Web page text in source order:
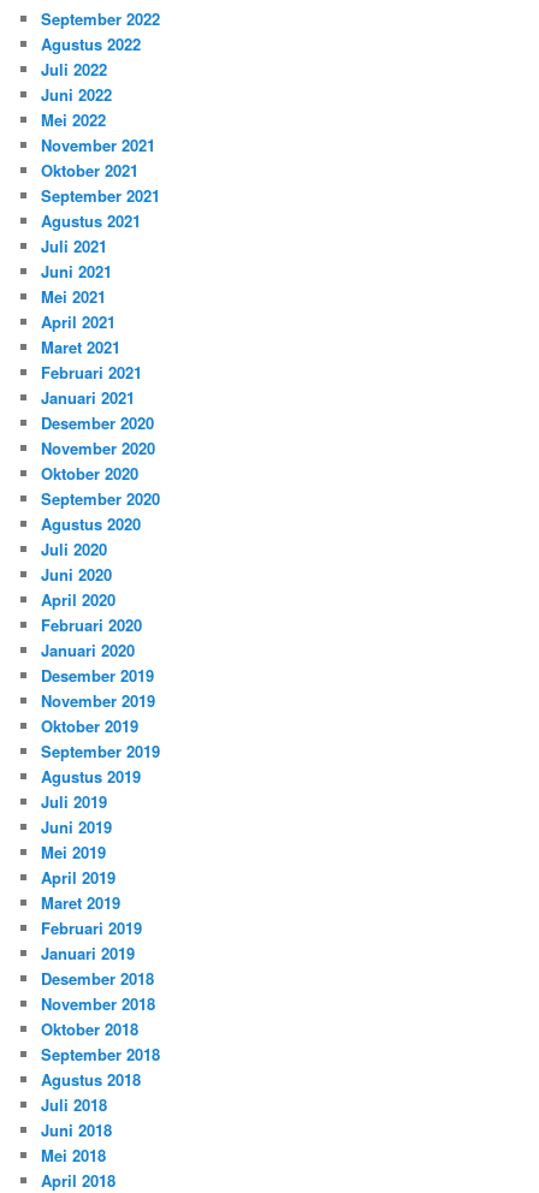
September 2022
Agustus 2022
Juli 2022
Juni 2022
Mei 2022
November 2021
Oktober 2021
September 2021
Agustus 2021
Juli 2021
Juni 2021
Mei 2021
April 2021
Maret 2021
Februari 2021
Januari 2021
Desember 2020
November 2020
Oktober 2020
September 2020
Agustus 2020
Juli 2020
Juni 2020
April 2020
Februari 2020
Januari 2020
Desember 2019
November 2019
Oktober 2019
September 2019
Agustus 2019
Juli 2019
Juni 2019
Mei 2019
April 2019
Maret 2019
Februari 2019
Januari 2019
Desember 2018
November 2018
Oktober 2018
September 2018
Agustus 2018
Juli 2018
Juni 2018
Mei 2018
April 2018